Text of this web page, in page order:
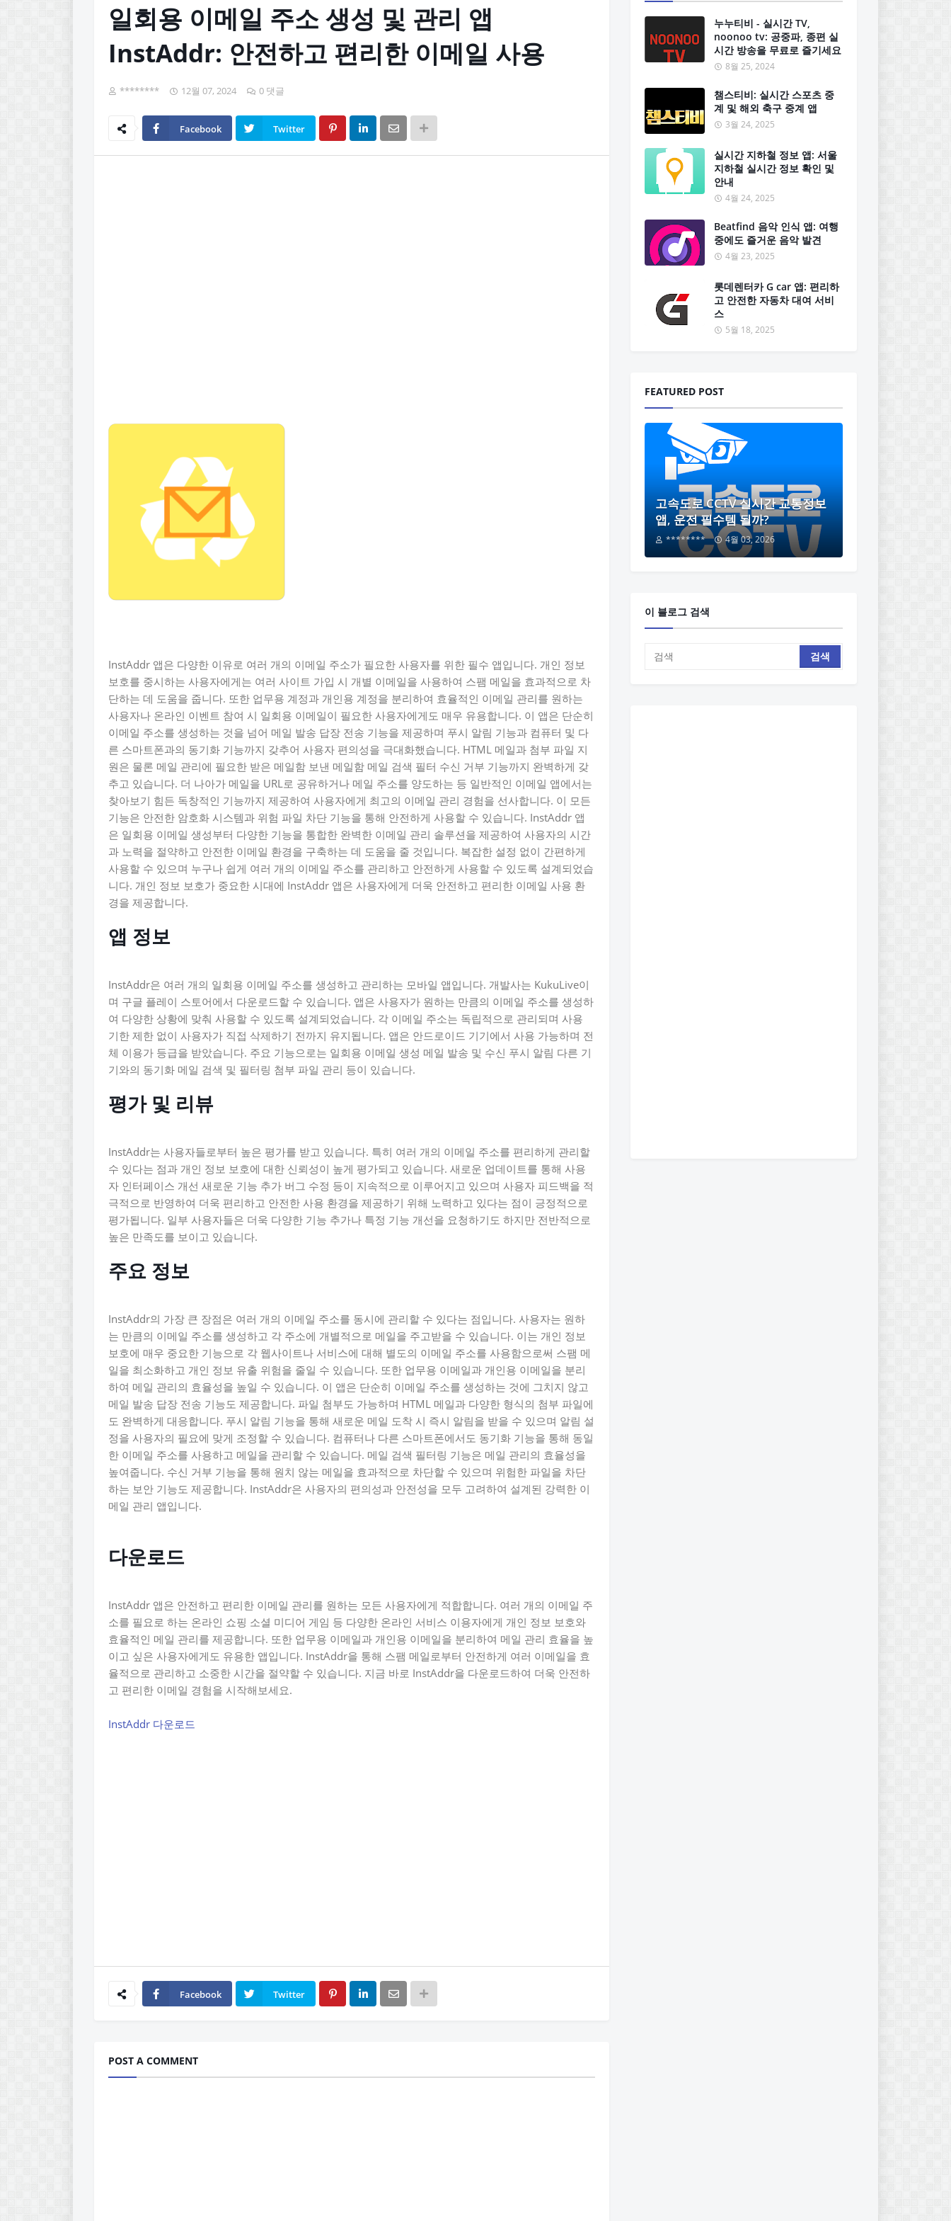
일회용 이메일 주소 생성 및 관리 앱
InstAddr: 안전하고 편리한 이메일 사용
******** 12월 07, 2024 0 댓글
Facebook Twitter
InstAddr 앱은 다양한 이유로 여러 개의 이메일 주소가 필요한 사용자를 위한 필수 앱입니다. 개인 정보
보호를 중시하는 사용자에게는 여러 사이트 가입 시 개별 이메일을 사용하여 스팸 메일을 효과적으로 차
단하는 데 도움을 줍니다. 또한 업무용 계정과 개인용 계정을 분리하여 효율적인 이메일 관리를 원하는
사용자나 온라인 이벤트 참여 시 일회용 이메일이 필요한 사용자에게도 매우 유용합니다. 이 앱은 단순히
이메일 주소를 생성하는 것을 넘어 메일 발송 답장 전송 기능을 제공하며 푸시 알림 기능과 컴퓨터 및 다
른 스마트폰과의 동기화 기능까지 갖추어 사용자 편의성을 극대화했습니다. HTML 메일과 첨부 파일 지
원은 물론 메일 관리에 필요한 받은 메일함 보낸 메일함 메일 검색 필터 수신 거부 기능까지 완벽하게 갖
추고 있습니다. 더 나아가 메일을 URL로 공유하거나 메일 주소를 양도하는 등 일반적인 이메일 앱에서는
찾아보기 힘든 독창적인 기능까지 제공하여 사용자에게 최고의 이메일 관리 경험을 선사합니다. 이 모든
기능은 안전한 암호화 시스템과 위험 파일 차단 기능을 통해 안전하게 사용할 수 있습니다. InstAddr 앱
은 일회용 이메일 생성부터 다양한 기능을 통합한 완벽한 이메일 관리 솔루션을 제공하여 사용자의 시간
과 노력을 절약하고 안전한 이메일 환경을 구축하는 데 도움을 줄 것입니다. 복잡한 설정 없이 간편하게
사용할 수 있으며 누구나 쉽게 여러 개의 이메일 주소를 관리하고 안전하게 사용할 수 있도록 설계되었습
니다. 개인 정보 보호가 중요한 시대에 InstAddr 앱은 사용자에게 더욱 안전하고 편리한 이메일 사용 환
경을 제공합니다.
앱 정보
InstAddr은 여러 개의 일회용 이메일 주소를 생성하고 관리하는 모바일 앱입니다. 개발사는 KukuLive이
며 구글 플레이 스토어에서 다운로드할 수 있습니다. 앱은 사용자가 원하는 만큼의 이메일 주소를 생성하
여 다양한 상황에 맞춰 사용할 수 있도록 설계되었습니다. 각 이메일 주소는 독립적으로 관리되며 사용
기한 제한 없이 사용자가 직접 삭제하기 전까지 유지됩니다. 앱은 안드로이드 기기에서 사용 가능하며 전
체 이용가 등급을 받았습니다. 주요 기능으로는 일회용 이메일 생성 메일 발송 및 수신 푸시 알림 다른 기
기와의 동기화 메일 검색 및 필터링 첨부 파일 관리 등이 있습니다.
평가 및 리뷰
InstAddr는 사용자들로부터 높은 평가를 받고 있습니다. 특히 여러 개의 이메일 주소를 편리하게 관리할
수 있다는 점과 개인 정보 보호에 대한 신뢰성이 높게 평가되고 있습니다. 새로운 업데이트를 통해 사용
자 인터페이스 개선 새로운 기능 추가 버그 수정 등이 지속적으로 이루어지고 있으며 사용자 피드백을 적
극적으로 반영하여 더욱 편리하고 안전한 사용 환경을 제공하기 위해 노력하고 있다는 점이 긍정적으로
평가됩니다. 일부 사용자들은 더욱 다양한 기능 추가나 특정 기능 개선을 요청하기도 하지만 전반적으로
높은 만족도를 보이고 있습니다.
주요 정보
InstAddr의 가장 큰 장점은 여러 개의 이메일 주소를 동시에 관리할 수 있다는 점입니다. 사용자는 원하
는 만큼의 이메일 주소를 생성하고 각 주소에 개별적으로 메일을 주고받을 수 있습니다. 이는 개인 정보
보호에 매우 중요한 기능으로 각 웹사이트나 서비스에 대해 별도의 이메일 주소를 사용함으로써 스팸 메
일을 최소화하고 개인 정보 유출 위험을 줄일 수 있습니다. 또한 업무용 이메일과 개인용 이메일을 분리
하여 메일 관리의 효율성을 높일 수 있습니다. 이 앱은 단순히 이메일 주소를 생성하는 것에 그치지 않고
메일 발송 답장 전송 기능도 제공합니다. 파일 첨부도 가능하며 HTML 메일과 다양한 형식의 첨부 파일에
도 완벽하게 대응합니다. 푸시 알림 기능을 통해 새로운 메일 도착 시 즉시 알림을 받을 수 있으며 알림 설
정을 사용자의 필요에 맞게 조정할 수 있습니다. 컴퓨터나 다른 스마트폰에서도 동기화 기능을 통해 동일
한 이메일 주소를 사용하고 메일을 관리할 수 있습니다. 메일 검색 필터링 기능은 메일 관리의 효율성을
높여줍니다. 수신 거부 기능을 통해 원치 않는 메일을 효과적으로 차단할 수 있으며 위험한 파일을 차단
하는 보안 기능도 제공합니다. InstAddr은 사용자의 편의성과 안전성을 모두 고려하여 설계된 강력한 이
메일 관리 앱입니다.
다운로드
InstAddr 앱은 안전하고 편리한 이메일 관리를 원하는 모든 사용자에게 적합합니다. 여러 개의 이메일 주
소를 필요로 하는 온라인 쇼핑 소셜 미디어 게임 등 다양한 온라인 서비스 이용자에게 개인 정보 보호와
효율적인 메일 관리를 제공합니다. 또한 업무용 이메일과 개인용 이메일을 분리하여 메일 관리 효율을 높
이고 싶은 사용자에게도 유용한 앱입니다. InstAddr을 통해 스팸 메일로부터 안전하게 여러 이메일을 효
율적으로 관리하고 소중한 시간을 절약할 수 있습니다. 지금 바로 InstAddr을 다운로드하여 더욱 안전하
고 편리한 이메일 경험을 시작해보세요.
InstAddr 다운로드
Facebook Twitter
POST A COMMENT
누누티비 - 실시간 TV,
noonoo tv: 공중파, 종편 실
시간 방송을 무료로 즐기세요
8월 25, 2024
챔스티비: 실시간 스포츠 중
계 및 해외 축구 중계 앱
3월 24, 2025
실시간 지하철 정보 앱: 서울
지하철 실시간 정보 확인 및
안내
4월 24, 2025
Beatfind 음악 인식 앱: 여행
중에도 즐거운 음악 발견
4월 23, 2025
롯데렌터카 G car 앱: 편리하
고 안전한 자동차 대여 서비
스
5월 18, 2025
FEATURED POST
고속도로 CCTV 실시간 교통정보
앱, 운전 필수템 될까?
******** 4월 03, 2026
이 블로그 검색